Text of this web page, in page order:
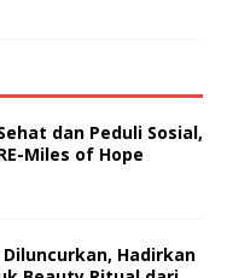
dan Peduli Sosial,
Miles of Hope
Hadirkan